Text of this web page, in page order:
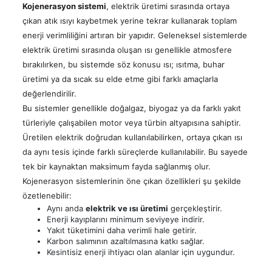
Kojenerasyon sistemi, elektrik üretimi sırasında ortaya
çıkan atık ısıyı kaybetmek yerine tekrar kullanarak toplam
enerji verimliliğini artıran bir yapıdır. Geleneksel sistemlerde
elektrik üretimi sırasında oluşan ısı genellikle atmosfere
bırakılırken, bu sistemde söz konusu ısı; ısıtma, buhar
üretimi ya da sıcak su elde etme gibi farklı amaçlarla
değerlendirilir.
Bu sistemler genellikle doğalgaz, biyogaz ya da farklı yakıt
türleriyle çalışabilen motor veya türbin altyapısına sahiptir.
Üretilen elektrik doğrudan kullanılabilirken, ortaya çıkan ısı
da aynı tesis içinde farklı süreçlerde kullanılabilir. Bu sayede
tek bir kaynaktan maksimum fayda sağlanmış olur.
Kojenerasyon sistemlerinin öne çıkan özellikleri şu şekilde
özetlenebilir:
Aynı andaelektrik ve ısı üretimi gerçekleştirir.
Enerji kayıplarını minimum seviyeye indirir.
Yakıt tüketimini daha verimli hale getirir.
Karbon salımının azaltılmasına katkı sağlar.
Kesintisiz enerji ihtiyacı olan alanlar için uygundur.